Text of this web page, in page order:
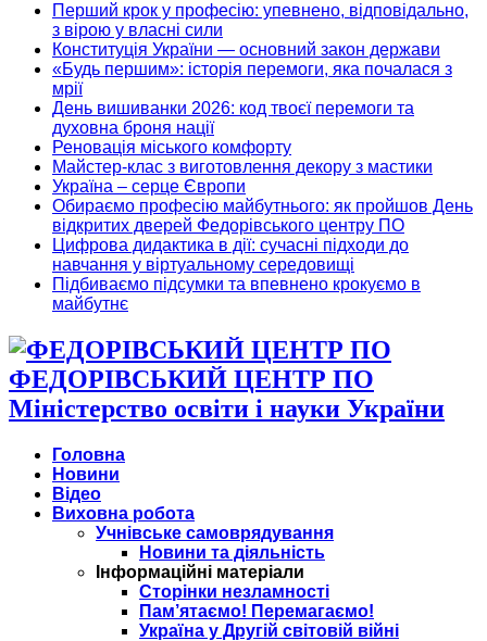
Перший крок у професію: упевнено, відповідально,
з вірою у власні сили
Конституція України — основний закон держави
«Будь першим»: історія перемоги, яка почалася з
мрії
День вишиванки 2026: код твоєї перемоги та
духовна броня нації
Реновація міського комфорту
Майстер-клас з виготовлення декору з мастики
Україна – серце Європи
Обираємо професію майбутнього: як пройшов День
відкритих дверей Федорівського центру ПО
Цифрова дидактика в дії: сучасні підходи до
навчання у віртуальному середовищі
Підбиваємо підсумки та впевнено крокуємо в
майбутнє
ФЕДОРІВСЬКИЙ ЦЕНТР ПО
Міністерство освіти і науки України
Головна
Новини
Відео
Виховна робота
Учнівське самоврядування
Новини та діяльність
Інформаційні матеріали
Сторінки незламності
Пам’ятаємо! Перемагаємо!
Україна у Другій світовій війні